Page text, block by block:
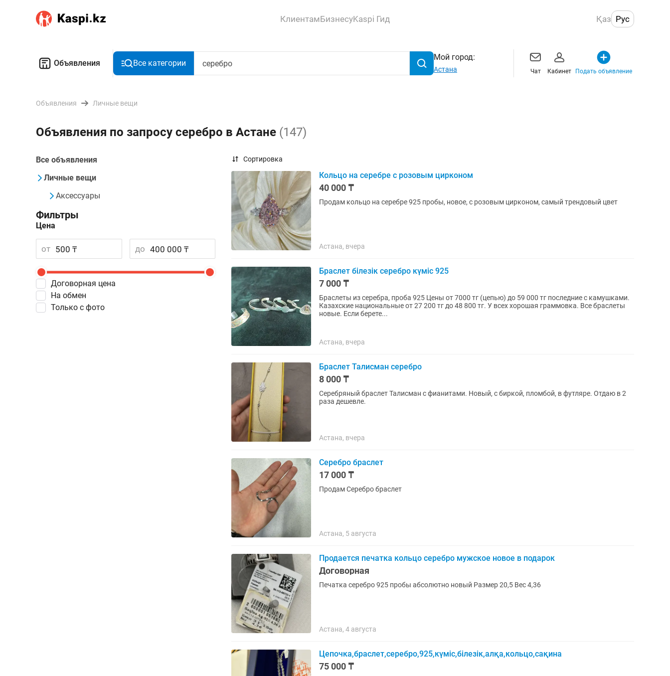
КлиентамБизнесуKaspi Гид Қаз Рус
Объявления Все категории
Мой город:
Астана Чат Кабинет Подать объявление
Объявления Личные вещи
Объявления по запросу серебро в Астане (147)
Все объявления
Личные вещи
Аксессуары
Фильтры
Цена
от до
Договорная цена
На обмен
Только с фото
Сортировка
Кольцо на серебре с розовым цирконом
40 000 ₸
Продам кольцо на серебре 925 пробы, новое, с розовым цирконом, самый трендовый цвет
Астана, вчера
Браслет білезік серебро күміс 925
7 000 ₸
Браслеты из серебра, проба 925 Цены от 7000 тг (цепью) до 59 000 тг последние с камушками.
Казахские национальные от 27 200 тг до 48 800 тг. У всех хорошая граммовка. Все браслеты
новые. Если берете...
Астана, вчера
Браслет Талисман серебро
8 000 ₸
Серебряный браслет Талисман с фианитами. Новый, с биркой, пломбой, в футляре. Отдаю в 2
раза дешевле.
Астана, вчера
Серебро браслет
17 000 ₸
Продам Серебро браслет
Астана, 5 августа
Продается печатка кольцо серебро мужское новое в подарок
Договорная
Печатка серебро 925 пробы абсолютно новый Размер 20,5 Вес 4,36
Астана, 4 августа
Цепочка,браслет,серебро,925,күміс,білезік,алқа,кольцо,сақина
75 000 ₸